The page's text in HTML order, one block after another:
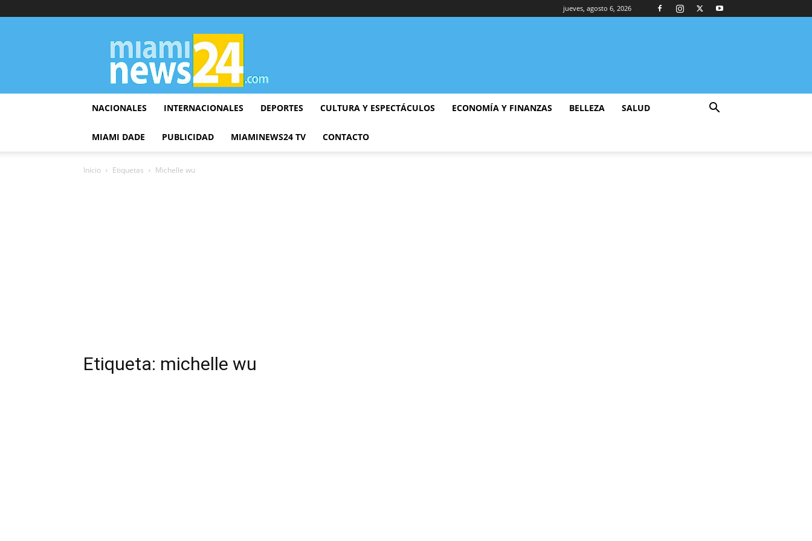
jueves, agosto 6, 2026
▷
Miami
News
24
NACIONALES INTERNACIONALES DEPORTES CULTURA Y ESPECTÁCULOS ECONOMÍA Y FINANZAS BELLEZA SALUD
MIAMI DADE PUBLICIDAD MIAMINEWS24 TV CONTACTO
Inicio Etiquetas Michelle wu
Etiqueta: michelle wu